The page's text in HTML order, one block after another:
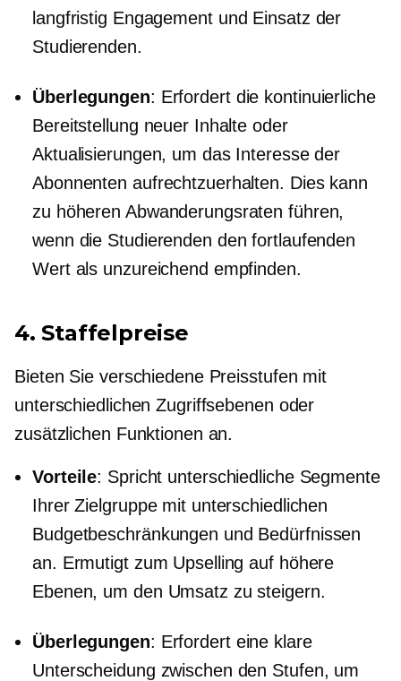
langfristig Engagement und Einsatz der
Studierenden.
Überlegungen: Erfordert die kontinuierliche
Bereitstellung neuer Inhalte oder
Aktualisierungen, um das Interesse der
Abonnenten aufrechtzuerhalten. Dies kann
zu höheren Abwanderungsraten führen,
wenn die Studierenden den fortlaufenden
Wert als unzureichend empfinden.
4. Staffelpreise
Bieten Sie verschiedene Preisstufen mit
unterschiedlichen Zugriffsebenen oder
zusätzlichen Funktionen an.
Vorteile: Spricht unterschiedliche Segmente
Ihrer Zielgruppe mit unterschiedlichen
Budgetbeschränkungen und Bedürfnissen
an. Ermutigt zum Upselling auf höhere
Ebenen, um den Umsatz zu steigern.
Überlegungen: Erfordert eine klare
Unterscheidung zwischen den Stufen, um